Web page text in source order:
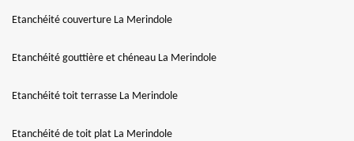
Etanchéité couverture La Merindole
Etanchéité gouttière et chéneau La Merindole
Etanchéité toit terrasse La Merindole
Etanchéité de toit plat La Merindole